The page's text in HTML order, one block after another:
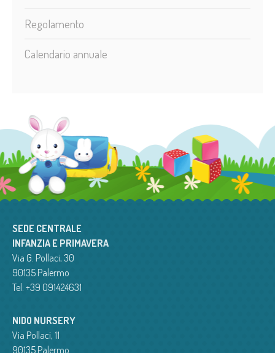
Regolamento
Calendario annuale
SEDE CENTRALE
INFANZIA E PRIMAVERA
Via G. Pollaci, 30
90135 Palermo
Tel: +39 091424631
NIDO NURSERY
Via Pollaci, 11
90135 Palermo